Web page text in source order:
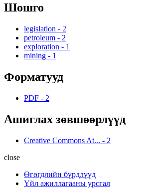
Шошго
legislation - 2
petroleum - 2
exploration - 1
mining - 1
Форматууд
PDF - 2
Ашиглах зөвшөөрлүүд
Creative Commons At... - 2
close
Өгөгдлийн бүрдлүүд
Үйл ажиллагааны урсгал